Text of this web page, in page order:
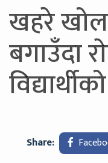
खहरे
बगाउँदा
Share: